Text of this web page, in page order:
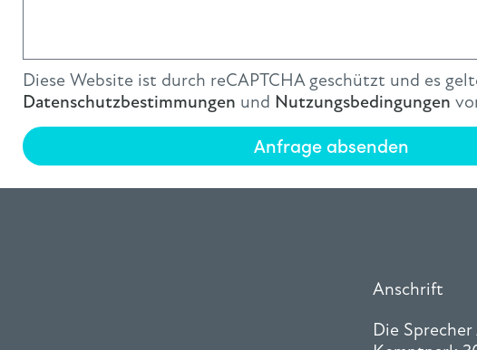
Diese Website ist durch reCAPTCHA geschützt und es
Datenschutzbestimmungen und Nutzungsbedingungen
Anfrage absenden
Anschrift
Die